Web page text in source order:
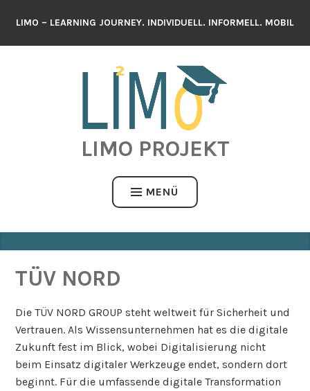
Inhalt
springen
LIMO – LEARNING JOURNEY. INDIVIDUELL. INFORMELL. MOBIL
LIMO PROJEKT
MENÜ
TÜV NORD
Die TÜV NORD GROUP steht weltweit für Sicherheit und
Vertrauen. Als Wissensunternehmen hat es die digitale
Zukunft fest im Blick, wobei Digitalisierung nicht
beim Einsatz digitaler Werkzeuge endet, sondern dort
beginnt. Für die umfassende digitale Transformation